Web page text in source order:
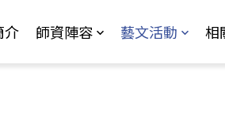
介 師資陣容 藝文活動 相